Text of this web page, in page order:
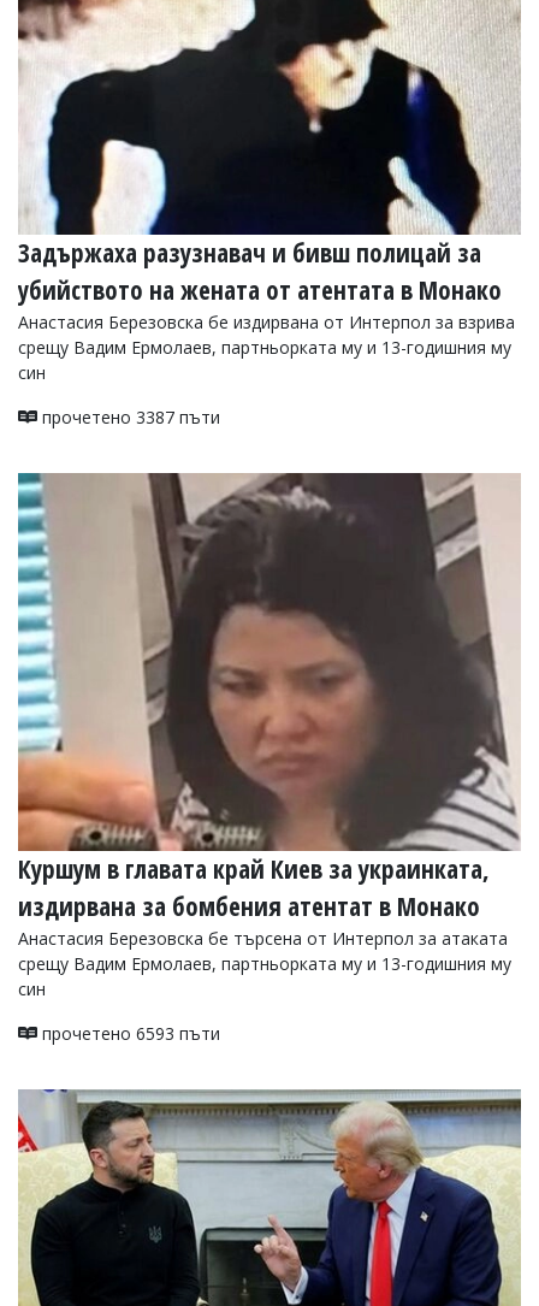
УКРАЙНА
СПОРТ
РАЗСЛЕДВАНЕ
БИЗНЕС
Управители:
Веселин
Василев,
email:
v.vasilev@flagman.bg
Катя
Касабова,
еmail:
Главен
редактор:
Колев,
email:
office@flagman.bg
Коментарите
под
статиите
се
въвеждат
от
читателите
и
редакцията
не
отговорност
за
тях!
Ако
откриете
обиден
за
коментар,
моля
ни!
Задържаха разузнавач и бивш полицай за
убийството на жената от атентата в Монако
Анастасия Березовска бе издирвана от Интерпол за взрива
срещу Вадим Ермолаев, партньорката му и 13-годишния му
син
прочетено 3387 пъти
Куршум в главата край Киев за украинката,
издирвана за бомбения атентат в Монако
Анастасия Березовска бе търсена от Интерпол за атаката
срещу Вадим Ермолаев, партньорката му и 13-годишния му
син
прочетено 6593 пъти